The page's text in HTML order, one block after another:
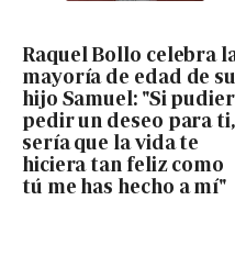
Raquel Bollo celebra
mayoría de edad de
hijo Samuel: "Si
pedir un deseo para ti,
sería que la vida te
hiciera tan feliz como
tú me has hecho a mí"